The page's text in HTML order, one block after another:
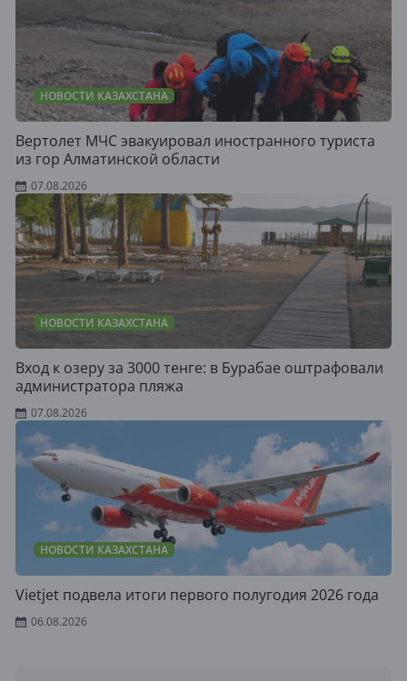
НОВОСТИ КАЗАХСТАНА
Вертолет МЧС эвакуировал иностранного туриста
из гор Алматинской области
07.08.2026
НОВОСТИ КАЗАХСТАНА
Вход к озеру за 3000 тенге: в Бурабае оштрафовали
администратора пляжа
07.08.2026
НОВОСТИ КАЗАХСТАНА
Vietjet подвела итоги первого полугодия 2026 года
06.08.2026